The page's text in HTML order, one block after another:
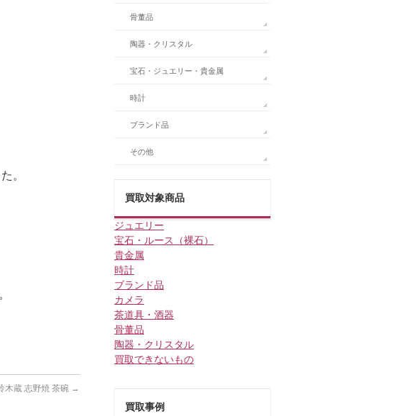
。
木蔵 志野焼 茶碗 →
骨董品
陶器・クリスタル
宝石・ジュエリー・貴金属
時計
ブランド品
その他
買取対象商品
ジュエリー
宝石・ルース（裸石）
貴金属
時計
ブランド品
カメラ
茶道具・酒器
骨董品
陶器・クリスタル
買取できないもの
買取事例